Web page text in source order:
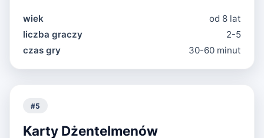
wiek
od 8 lat
liczba graczy
2-5
czas gry
30-60 minut
#5
Karty Dżentelmenów